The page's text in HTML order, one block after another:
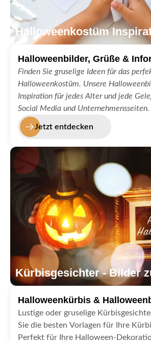
Halloweenkostüm
Bilder
Halloweenbilder, Grüße &
DIY Anleitungen
Finden Sie gruselige Ideen für das
Halloweenkostüm. Unsere
Inspiration für jedes Alter und jede
Social Media und Unternehmensseiten.
unserer Kategorie Halloweenkostüm,
machen und das kostengünstig!
Jetzt entdecken
Kürbisgesichter - Bilder
Halloween
Halloweenkürbis &
Happy Halloween
Lustige oder gruselige
Sie die besten Vorlagen für Ihre
Perfekt für Ihre Halloween-